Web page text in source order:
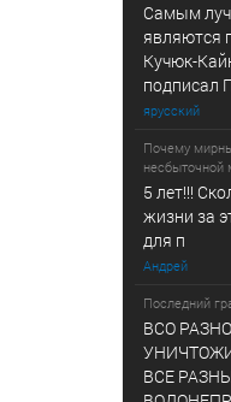
Самым
являются
Кучюк-
подписал
ярусский
Почему
несбыточной
5 лет!!!
жизни за
для п
Андрей
Последний
ВСО
ВСЕ